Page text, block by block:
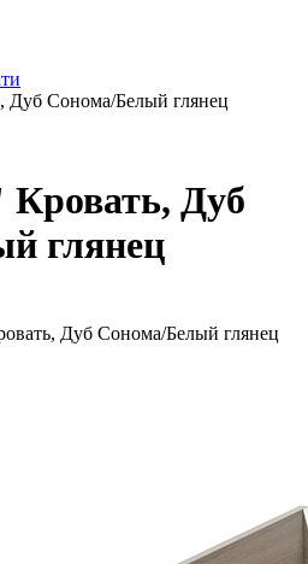
Дуб Сонома/Белый глянец
Дуб
глянец
Дуб Сонома/Белый глянец